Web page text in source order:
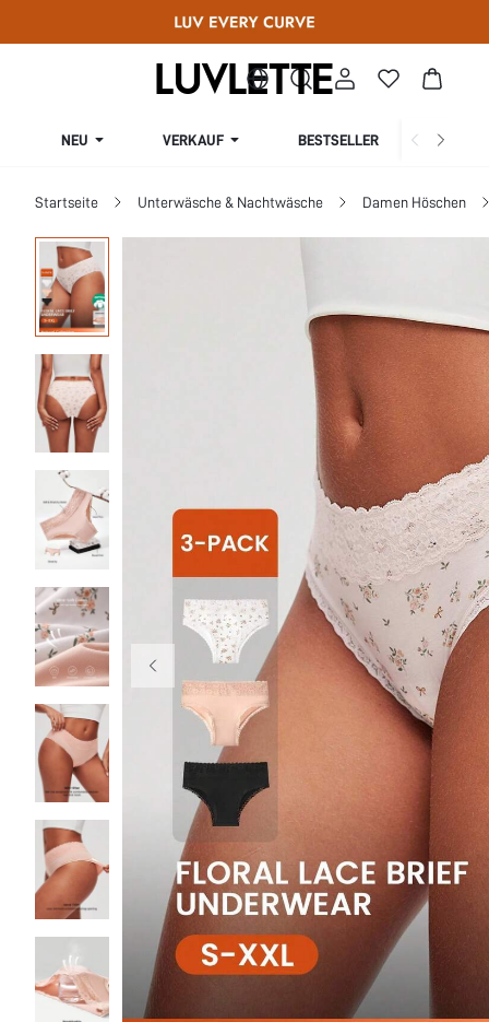
NEU VERKAUF BESTSELLER
Startseite Unterwäsche & Nachtwäsche Damen Höschen